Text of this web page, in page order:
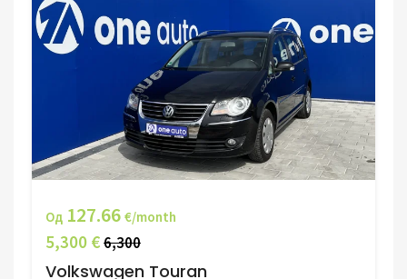
Од 127.66 €/month
5,300 €6,300
Volkswagen Touran